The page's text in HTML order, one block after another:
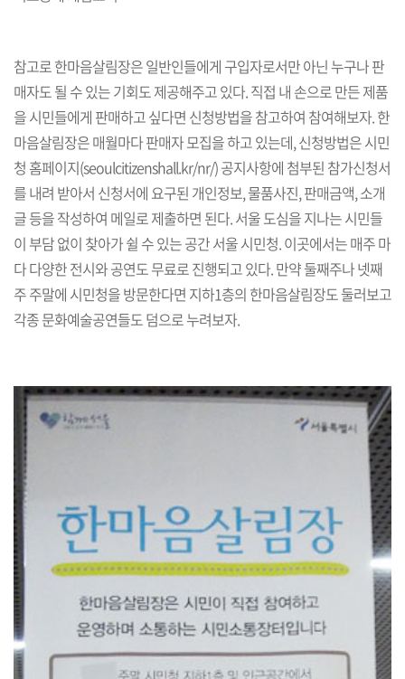
참고로 한마음살림장은 일반인들에게 구입자로서만 아닌 누구나 판
매자도 될 수 있는 기회도 제공해주고 있다. 직접 내 손으로 만든 제품
을 시민들에게 판매하고 싶다면 신청방법을 참고하여 참여해보자. 한
마음살림장은 매월마다 판매자 모집을 하고 있는데, 신청방법은 ​시민
청 홈페이지(seoulcitizenshall.kr/nr/) 공지사항에 첨부된 참가신청서
를 내려 받아서 신청서에 요구된 개인정보, 물품사진, 판매금액, 소개
글 등을 작성하여 메일로 제출하면 된다. 서울 도심을 지나는 시민들
이 부담 없이 찾아가 쉴 수 있는 공간 서울 시민청. 이곳에서는 매주 마
다 다양한 전시와 공연도 무료로 진행되고 있다. 만약 둘째주나 넷째
주 주말에 시민청을 방문한다면 지하1층의 한마음살림장도 둘러보고
각종 문화예술공연들도 덤으로 누려보자.